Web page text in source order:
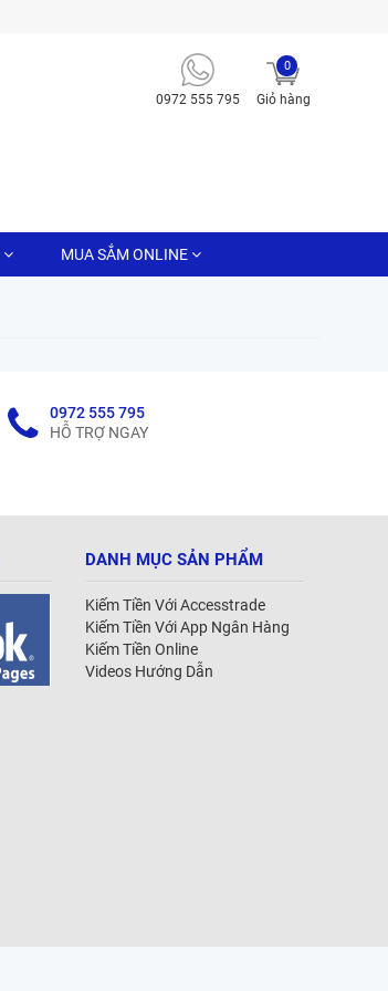
0972 555 795 Giỏ hàng
0
MUA SẮM ONLINE
0972 555 795
HỖ TRỢ NGAY
DANH MỤC SẢN PHẨM
Kiếm Tiền Với Accesstrade
Kiếm Tiền Với App Ngân Hàng
Kiếm Tiền Online
Videos Hướng Dẫn